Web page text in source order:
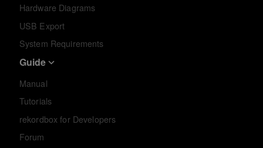
Hardware Diagrams
USB Export
System Requirements
Guide
Manual
Tutorials
rekordbox for Developers
Forum